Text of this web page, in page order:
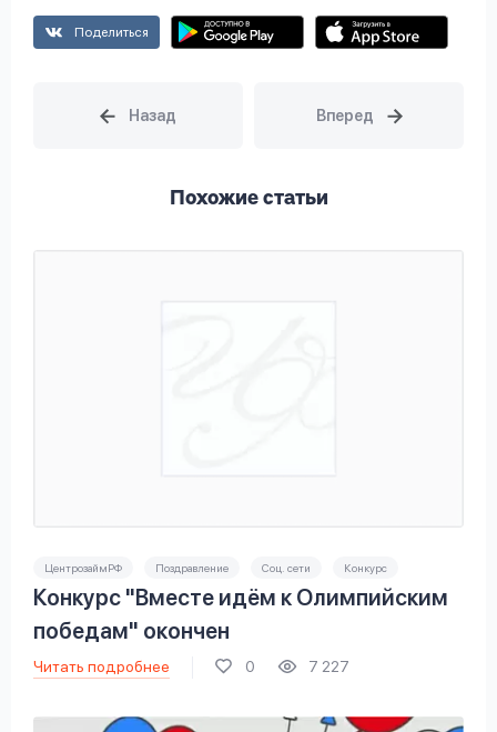
Поделиться
Похожие статьи
ЦентрозаймРФ Поздравление Соц. сети Конкурс
Конкурс "Вместе идём к Олимпийским
победам" окончен
Читать подробнее 0 7 227